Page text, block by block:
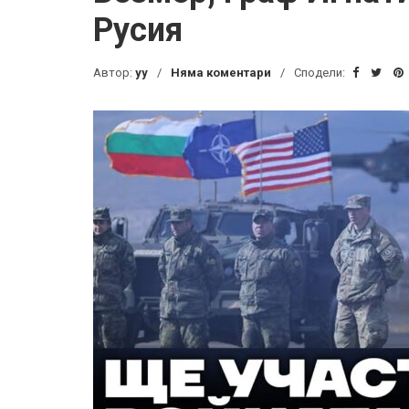
Русия
Автор: yy Няма коментари Сподели: